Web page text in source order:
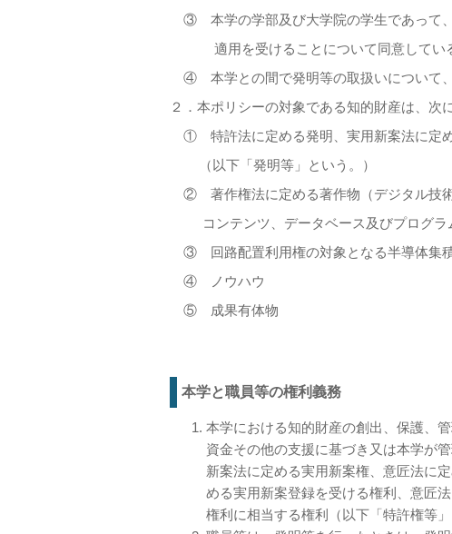
③ 本学の学部及び大学院の学生であって、
適用を受けることについて同意してい
④ 本学との間で発明等の取扱いについて
２．本ポリシーの対象である知的財産は、次
① 特許法に定める発明、実用新案法に定め
（以下「発明等」という。）
② 著作権法に定める著作物（デジタル技術
コンテンツ、データベース及びプログラ
③ 回路配置利用権の対象となる半導体集
④ ノウハウ
⑤ 成果有体物
本学と職員等の権利義務
本学における知的財産の創出、保護、
資金その他の支援に基づき又は本学が
新案法に定める実用新案権、意匠法に
める実用新案登録を受ける権利、意匠
権利に相当する権利（以下「特許権等